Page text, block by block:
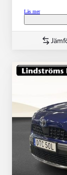
Läs mer